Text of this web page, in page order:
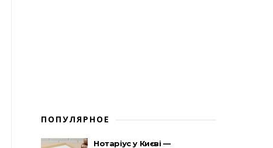
ПОПУЛЯРНОЕ
Нотаріус у Києві —